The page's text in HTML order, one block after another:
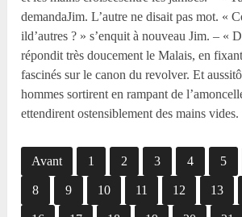
demandaJim. L’autre ne disait pas mot. «
ild’autres ? » s’enquit à nouveau Jim. – «
répondit très doucement le Malais, en
fascinés sur le canon du revolver. Et
hommes sortirent en rampant de
ettendirent ostensiblement des mains vides.
Avant 1 2 3 4 5
8 9 10 11 12 13